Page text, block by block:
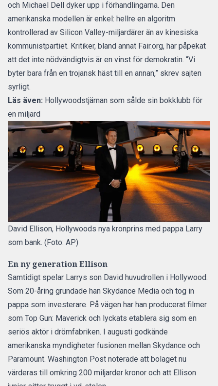
och Michael Dell dyker upp i förhandlingarna. Den
amerikanska modellen är enkel: hellre en algoritm
kontrollerad av Silicon Valley-miljardärer än av kinesiska
kommunistpartiet. Kritiker, bland annat Fair.org, har påpekat
att det inte nödvändigtvis är en vinst för demokratin. “Vi
byter bara från en trojansk häst till en annan,” skrev sajten
syrligt.
Läs även: Hollywoodstjärnan som sålde sin bokklubb för
en miljard
David Ellison, Hollywoods nya kronprins med pappa Larry
som bank. (Foto: AP)
En ny generation Ellison
Samtidigt spelar Larrys son David huvudrollen i Hollywood.
Som 20-åring grundade han Skydance Media och tog in
pappa som investerare. På vägen har han producerat filmer
som Top Gun: Maverick och lyckats etablera sig som en
seriös aktör i drömfabriken. I augusti godkände
amerikanska myndigheter fusionen mellan Skydance och
Paramount. Washington Post noterade att bolaget nu
värderas till omkring 200 miljarder kronor och att Ellison